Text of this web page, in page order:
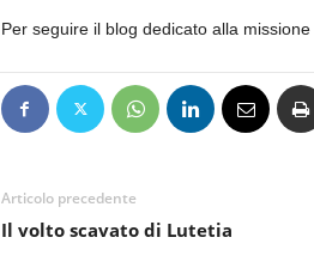
Per seguire il blog dedicato alla
Articolo precedente
Il volto scavato di Lutetia